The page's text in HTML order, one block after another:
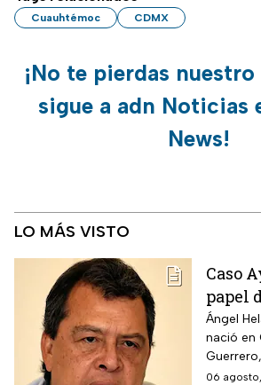
Cuauhtémoc CDMX
¡No te pierdas
sigue a adn Noticias
News!
LO MÁS VISTO
Caso
papel
Ángel
nació en
1956.
06